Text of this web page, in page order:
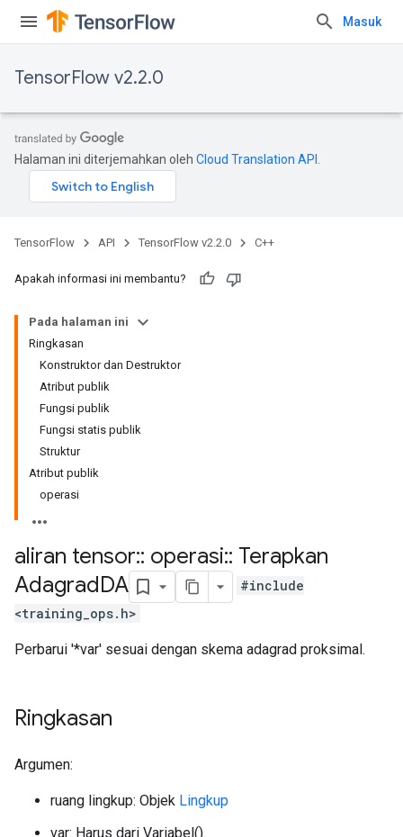
Masuk
TensorFlow v2.2.0
Halaman ini diterjemahkan oleh Cloud Translation API
TensorFlow API TensorFlow v2.2.0 C++
Apakah informasi ini membantu?
Pada halaman ini
Ringkasan
Konstruktor dan Destruktor
Atribut publik
Fungsi publik
Fungsi statis publik
Struktur
Atribut publik
operasi
aliran tensor:: operasi:: Terapkan
AdagradDA
#include
<training_ops.h>
Perbarui '*var' sesuai dengan skema adagrad proksimal.
Ringkasan
Argumen:
ruang lingkup: Objek Lingkup
var: Harus dari Variabel().